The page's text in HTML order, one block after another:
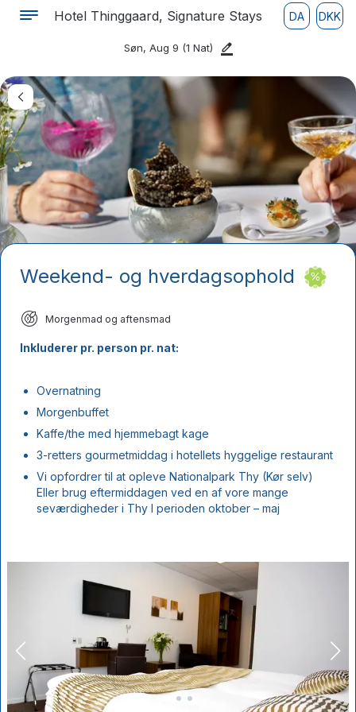
Hotel Thinggaard, Signature Stays DA DKK
Søn, Aug 9 (1 Nat)
Weekend- og hverdagsophold
Morgenmad og aftensmad
Inkluderer pr. person pr. nat:
Overnatning
Morgenbuffet
Kaffe/the med hjemmebagt kage
3-retters gourmetmiddag i hotellets hyggelige restaurant
Vi opfordrer til at opleve Nationalpark Thy (Kør selv)
Eller brug eftermiddagen ved en af vore mange
seværdigheder i Thy I perioden oktober – maj